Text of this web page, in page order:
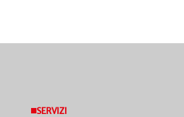
SERVIZI